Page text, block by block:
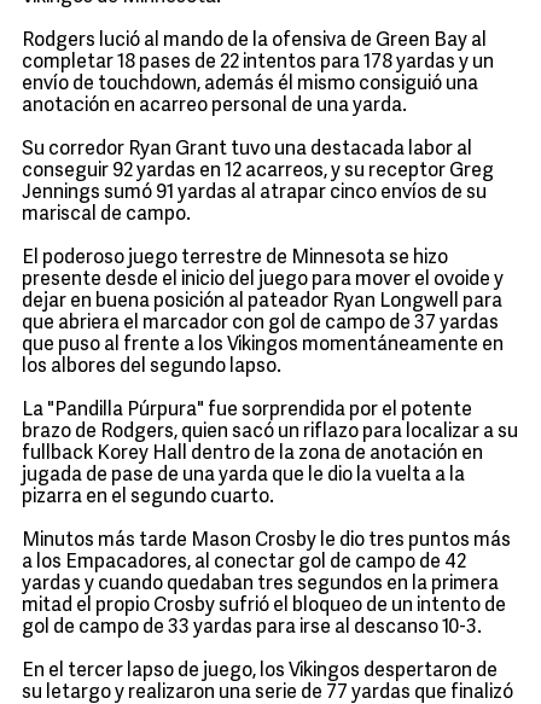
Rodgers lució al mando de la ofensiva de Green Bay al
completar 18 pases de 22 intentos para 178 yardas y un
envío de touchdown, además él mismo consiguió una
anotación en acarreo personal de una yarda.
Su corredor Ryan Grant tuvo una destacada labor al
conseguir 92 yardas en 12 acarreos, y su receptor Greg
Jennings sumó 91 yardas al atrapar cinco envíos de su
mariscal de campo.
El poderoso juego terrestre de Minnesota se hizo
presente desde el inicio del juego para mover el ovoide y
dejar en buena posición al pateador Ryan Longwell para
que abriera el marcador con gol de campo de 37 yardas
que puso al frente a los Vikingos momentáneamente en
los albores del segundo lapso.
La "Pandilla Púrpura" fue sorprendida por el potente
brazo de Rodgers, quien sacó un riflazo para localizar a su
fullback Korey Hall dentro de la zona de anotación en
jugada de pase de una yarda que le dio la vuelta a la
pizarra en el segundo cuarto.
Minutos más tarde Mason Crosby le dio tres puntos más
a los Empacadores, al conectar gol de campo de 42
yardas y cuando quedaban tres segundos en la primera
mitad el propio Crosby sufrió el bloqueo de un intento de
gol de campo de 33 yardas para irse al descanso 10-3.
En el tercer lapso de juego, los Vikingos despertaron de
su letargo y realizaron una serie de 77 yardas que finalizó